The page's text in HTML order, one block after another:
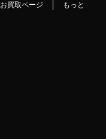
お買取ページ もっと